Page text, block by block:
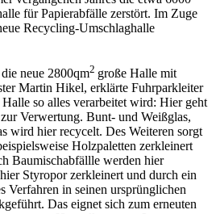
für Papierabfälle zerstört. Im Zuge
Recycling-Umschlaghalle
neue 2800qm2 große Halle mit
Martin Hikel, erklärte Fuhrparkleiter
so alles verarbeitet wird: Hier geht
Verwertung. Bunt- und Weißglas,
wird hier recycelt. Des Weiteren sorgt
Holzpaletten zerkleinert
Baumischabfällle werden hier
Styropor zerkleinert und durch ein
Verfahren in seinen ursprünglichen
Das eignet sich zum erneuten